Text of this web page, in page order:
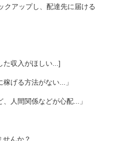
クアップし、配達先に届ける
た収入がほしい...]
げる方法がない...」
人間関係などが心配...」
んか？